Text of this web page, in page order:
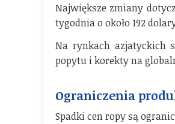
Największe zmiany
tygodnia o około 192
Na rynkach azjatyckich
popytu i korekty na
Ograniczenia
Spadki cen ropy są